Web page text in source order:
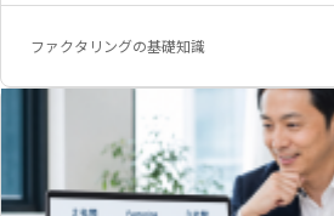
ファクタリングの基礎知識